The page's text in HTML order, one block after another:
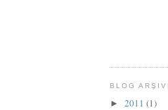
BLOG ARŞIVI
► 2011 (1)